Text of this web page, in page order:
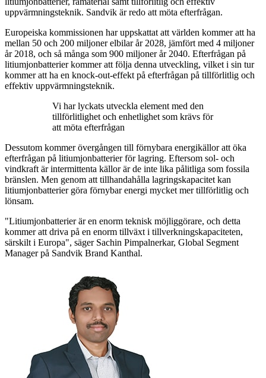
uppvärmningsteknik. Sandvik är redo att möta efterfrågan.
Europeiska kommissionen har uppskattat att världen kommer att ha
mellan 50 och 200 miljoner elbilar år 2028, jämfört med 4 miljoner
år 2018, och så många som 900 miljoner år 2040. Efterfrågan på
litiumjonbatterier kommer att följa denna utveckling, vilket i sin tur
kommer att ha en knock-out-effekt på efterfrågan på tillförlitlig och
effektiv uppvärmningsteknik.
Vi har lyckats utveckla element med den
tillförlitlighet och enhetlighet som krävs för
att möta efterfrågan
Dessutom kommer övergången till förnybara energikällor att öka
efterfrågan på litiumjonbatterier för lagring. Eftersom sol- och
vindkraft är intermittenta källor är de inte lika pålitliga som fossila
bränslen. Men genom att tillhandahålla lagringskapacitet kan
litiumjonbatterier göra förnybar energi mycket mer tillförlitlig och
lönsam.
"Litiumjonbatterier är en enorm teknisk möjliggörare, och detta
kommer att driva på en enorm tillväxt i tillverkningskapaciteten,
särskilt i Europa", säger Sachin Pimpalnerkar, Global Segment
Manager på Sandvik Brand Kanthal.